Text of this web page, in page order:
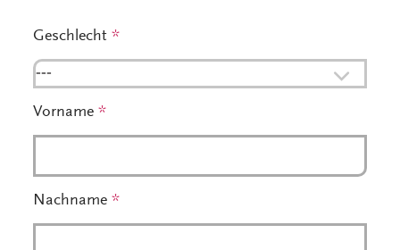
Geschlecht*
---
Vorname*
Nachname*